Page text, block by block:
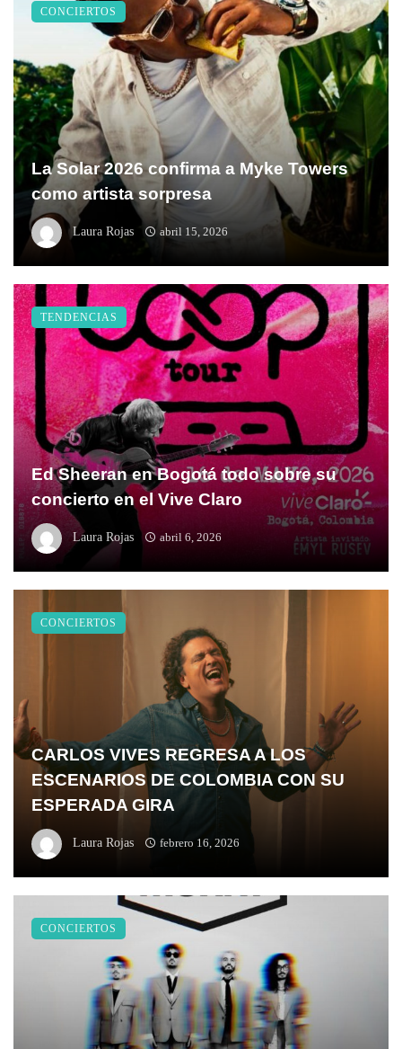
La Solar 2026 confirma a Myke Towers
como artista sorpresa
Laura Rojas abril 15, 2026
CONCIERTOS
Ed Sheeran en Bogotá todo sobre su
concierto en el Vive Claro
Laura Rojas abril 6, 2026
TENDENCIAS
CARLOS VIVES REGRESA A LOS
ESCENARIOS DE COLOMBIA CON SU
ESPERADA GIRA
Laura Rojas febrero 16, 2026
CONCIERTOS
CONCIERTOS